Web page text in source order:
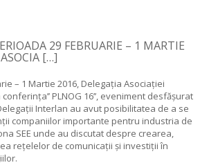
29 FEBRUARIE – 1 MARTIE
[…]
– 1 Martie 2016, Delegația Asociației
PLNOG 16’’, eveniment desfășurat
Interlan au avut posibilitatea de a se
companiilor importante pentru industria de
SEE unde au discutat despre crearea,
rețelelor de comunicații și investiții în